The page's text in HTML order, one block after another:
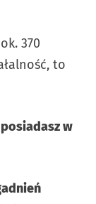
370
to
w